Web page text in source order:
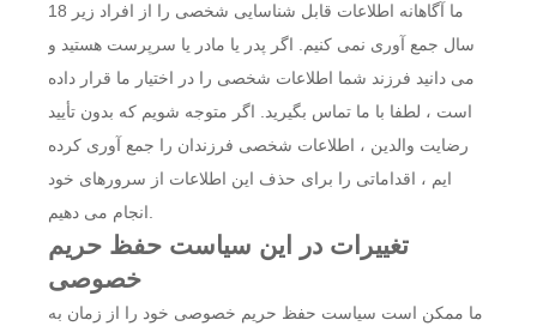
ما آگاهانه اطلاعات قابل شناسایی شخصی را از افراد زیر 18
سال جمع آوری نمی کنیم. اگر پدر یا مادر یا سرپرست هستید و
می دانید فرزند شما اطلاعات شخصی را در اختیار ما قرار داده
است ، لطفا با ما تماس بگیرید. اگر متوجه شویم که بدون تأیید
رضایت والدین ، اطلاعات شخصی فرزندان را جمع آوری کرده
ایم ، اقداماتی را برای حذف این اطلاعات از سرورهای خود
تغییرات در این سیاست حفظ حریم
خصوصی
ما ممکن است سیاست حفظ حریم خصوصی خود را از زمان به